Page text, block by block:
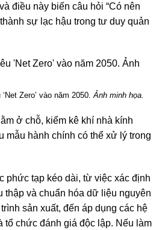
điều này biến câu hỏi “Có nên
sự lạc hậu trong tư duy quản
Zero’ vào năm 2050.Ảnh minh họa.
ở chỗ, kiểm kê khí nhà kính
mẫu hành chính có thể xử lý trong
phức tạp kéo dài, từ việc xác định
thập và chuẩn hóa dữ liệu nguyên
sản xuất, đến áp dụng các hệ
tổ chức đánh giá độc lập. Nếu làm